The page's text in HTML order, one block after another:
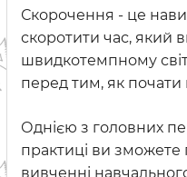
Скорочення - це
скоротити час, який
швидкотемпному
перед тим, як
Однією з головних
практиці ви
вивченні